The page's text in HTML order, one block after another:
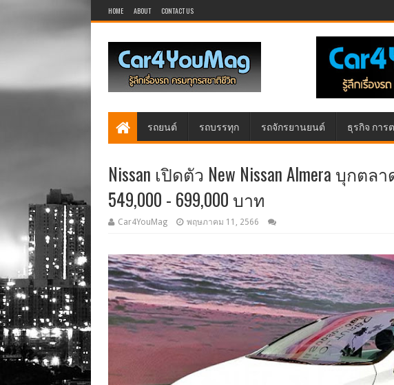
HOME ABOUT CONTACT US
รถยนต์ รถบรรทุก รถจักรยานยนต์ ธุรกิจ การ
Nissan เปิดตัว New Nissan Almera บุกตล
549,000 - 699,000 บาท
Car4YouMag พฤษภาคม 11, 2566